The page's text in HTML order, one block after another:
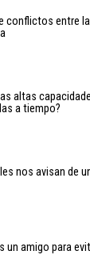
conflictos entre
altas
a tiempo?
nos avisan de
un amigo para